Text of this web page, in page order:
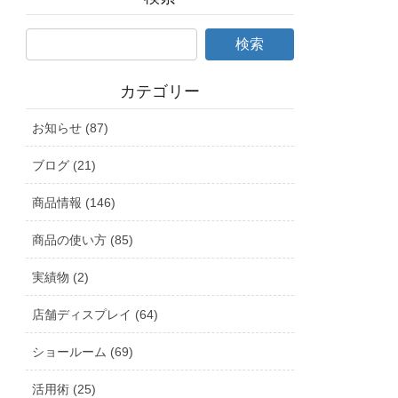
カテゴリー
お知らせ (87)
ブログ (21)
商品情報 (146)
商品の使い方 (85)
実績物 (2)
店舗ディスプレイ (64)
ショールーム (69)
活用術 (25)